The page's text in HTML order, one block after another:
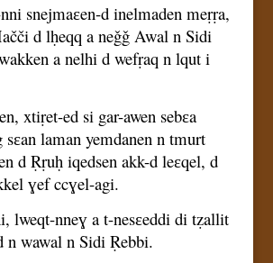
snejmaɛen-d inelmaden meṛṛa,
d lḥeqq a neǧǧ Awal n Sidi
a nelhi d wefṛaq n lqut i
xtiṛet-ed si gar-awen sebɛa
sɛan laman yemdanen n tmurt
d Ṛṛuḥ iqedsen akk-d leɛqel, d
ɣef ccɣel-agi.
lweqt-nneɣ a t-nesɛeddi di tẓallit
n wawal n Sidi Ṛebbi.